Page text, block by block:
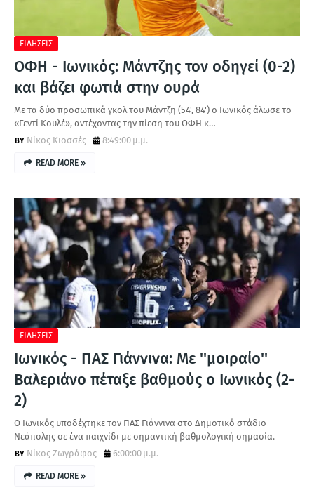
ΕΙΔΗΣΕΙΣ
ΟΦΗ - Ιωνικός: Μάντζης τον οδηγεί (0-2)
και βάζει φωτιά στην ουρά
Με τα δύο προσωπικά γκολ του Μάντζη (54', 84') ο Ιωνικός άλωσε το
«Γεντί Κουλέ», αντέχοντας την πίεση του ΟΦΗ κ…
Νίκος Κιοσσές
8:49:00 μ.μ.
READ MORE »
ΕΙΔΗΣΕΙΣ
Ιωνικός - ΠΑΣ Γιάννινα: Με ''μοιραίο''
Βαλεριάνο πέταξε βαθμούς ο Ιωνικός (2-
2)
Ο Ιωνικός υποδέχτηκε τον ΠΑΣ Γιάννινα στο Δημοτικό στάδιο
Νεάπολης σε ένα παιχνίδι με σημαντική βαθμολογική σημασία.
Νίκος Ζωγράφος
6:00:00 μ.μ.
READ MORE »